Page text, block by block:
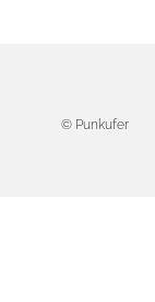
© Punkufer